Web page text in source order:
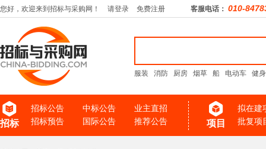
您好，欢迎来到招标与采购网！ 请登录 免费注册 客服电话： 010-
服装 消防 厨房 烟草 船 电动车 健
招标
招标公告 中标公告
业主直招
招标预告
国际公告 推荐公告 项目
拟在建
批复项